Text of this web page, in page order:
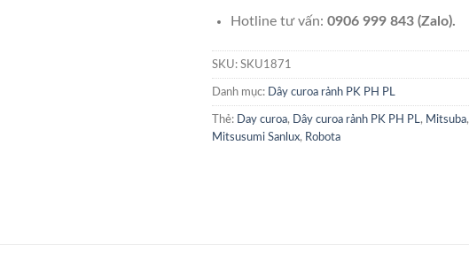
Hotline tư vấn: 0906 999 843 (Zalo).
SKU: SKU1871
Danh mục: Dây curoa rảnh PK PH PL
Thẻ: Day curoa, Dây curoa rảnh PK PH PL , Mitsuba,
Mitsusumi Sanlux, Robota